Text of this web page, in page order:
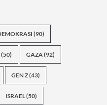
(90)
(50) GAZA(92)
GEN Z(43)
ISRAEL(50)